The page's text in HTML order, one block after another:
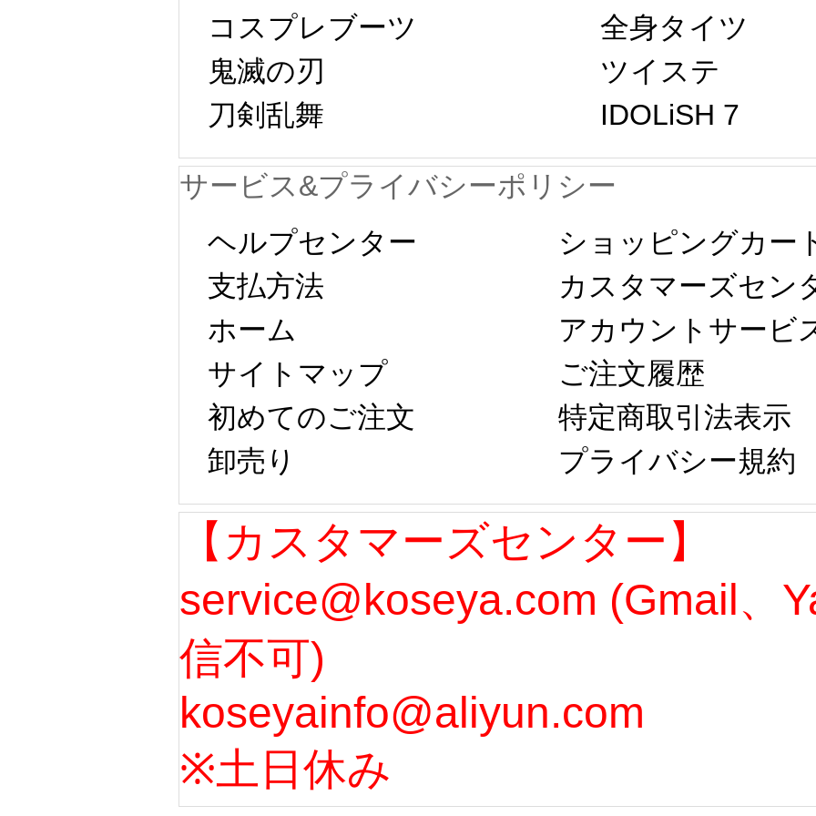
コスプレブーツ
全身タイツ
鬼滅の刃
ツイステ
刀剣乱舞
IDOLiSH 7
サービス&プライバシーポリシー
ヘルプセンター
ショッピングカー
支払方法
カスタマーズセン
ホーム
アカウントサービ
サイトマップ
ご注文履歴
初めてのご注文
特定商取引法表示
卸売り
プライバシー規約
【カスタマーズセンター】
service@koseya.com (Gmail、
信不可)
koseyainfo@aliyun.com
※土日休み